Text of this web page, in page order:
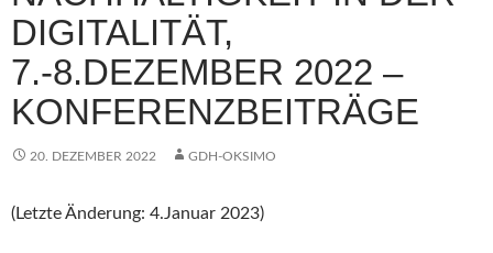
DIGITALITÄT,
7.-8.DEZEMBER 2022 –
KONFERENZBEITRÄGE
20. DEZEMBER 2022 GDH-OKSIMO
(Letzte Änderung: 4.Januar 2023)